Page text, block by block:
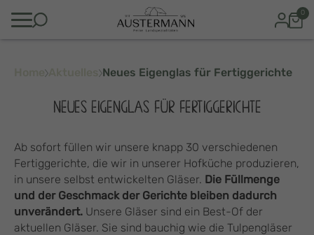
0
Neues Eigenglas für Fertiggerichte
NEUES EIGENGLAS FÜR FERTIGGERICHTE
Ab sofort füllen wir unsere knapp 30 verschiedenen
Fertiggerichte, die wir in unserer Hofküche produzieren,
in unsere selbst entwickelten Gläser. Die Füllmenge
und der Geschmack der Gerichte bleiben dadurch
unverändert. Unsere Gläser sind ein Best-Of der
aktuellen Gläser. Sie sind bauchig wie die Tulpengläser